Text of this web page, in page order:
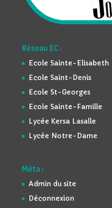
Réseau EC :
Ecole Sainte-Elisabeth
Ecole Saint-Denis
Ecole St-Georges
Ecole Sainte-Famille
Lycée Kersa Lasalle
Lycée Notre-Dame
Méta :
Admin du site
Déconnexion